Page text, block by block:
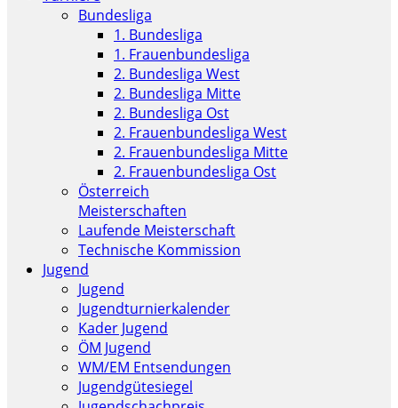
Bundesliga
1. Bundesliga
1. Frauenbundesliga
2. Bundesliga West
2. Bundesliga Mitte
2. Bundesliga Ost
2. Frauenbundesliga West
2. Frauenbundesliga Mitte
2. Frauenbundesliga Ost
Österreich
Meisterschaften
Laufende Meisterschaft
Technische Kommission
Jugend
Jugend
Jugendturnierkalender
Kader Jugend
ÖM Jugend
WM/EM Entsendungen
Jugendgütesiegel